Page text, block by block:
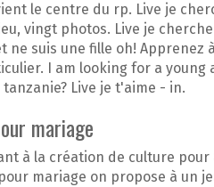
le centre du rp. Live je
vingt photos. Live je
ne suis une fille oh! Apprenez
I am looking for a
Live je t'aime - in.
mariage
à la création de culture
mariage on propose à un